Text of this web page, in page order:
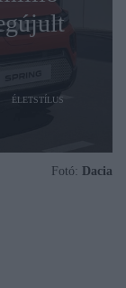
ÉLETSTÍLUS
Fotó: Dacia